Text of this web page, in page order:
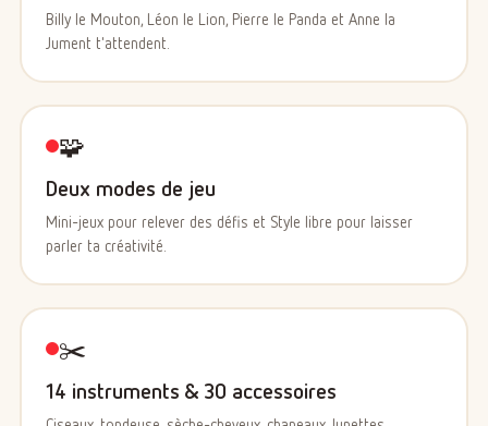
Billy le Mouton, Léon le Lion, Pierre le Panda et Anne la
Jument t'attendent.
🧩
Deux modes de jeu
Mini-jeux pour relever des défis et Style libre pour laisser
parler ta créativité.
✂️
14 instruments & 30 accessoires